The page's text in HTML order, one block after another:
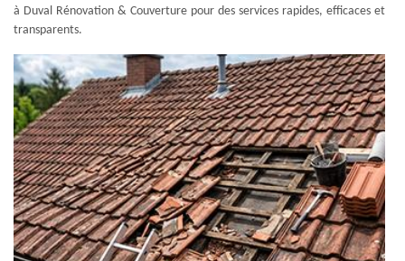
à Duval Rénovation & Couverture pour des services rapides, efficaces et
transparents.